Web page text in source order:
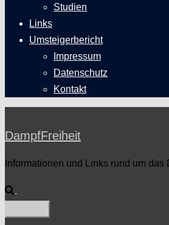
Studien
Links
Umsteigerbericht
Impressum
Datenschutz
Kontakt
DampfFreiheit
Informationen und Links rund um das
Suche